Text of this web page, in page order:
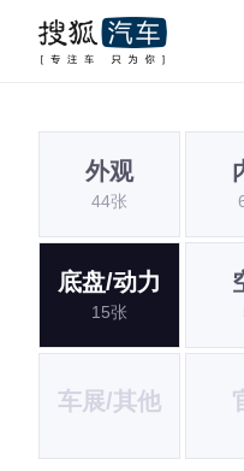
外观
44张
底盘/动力
15张
车展/其他